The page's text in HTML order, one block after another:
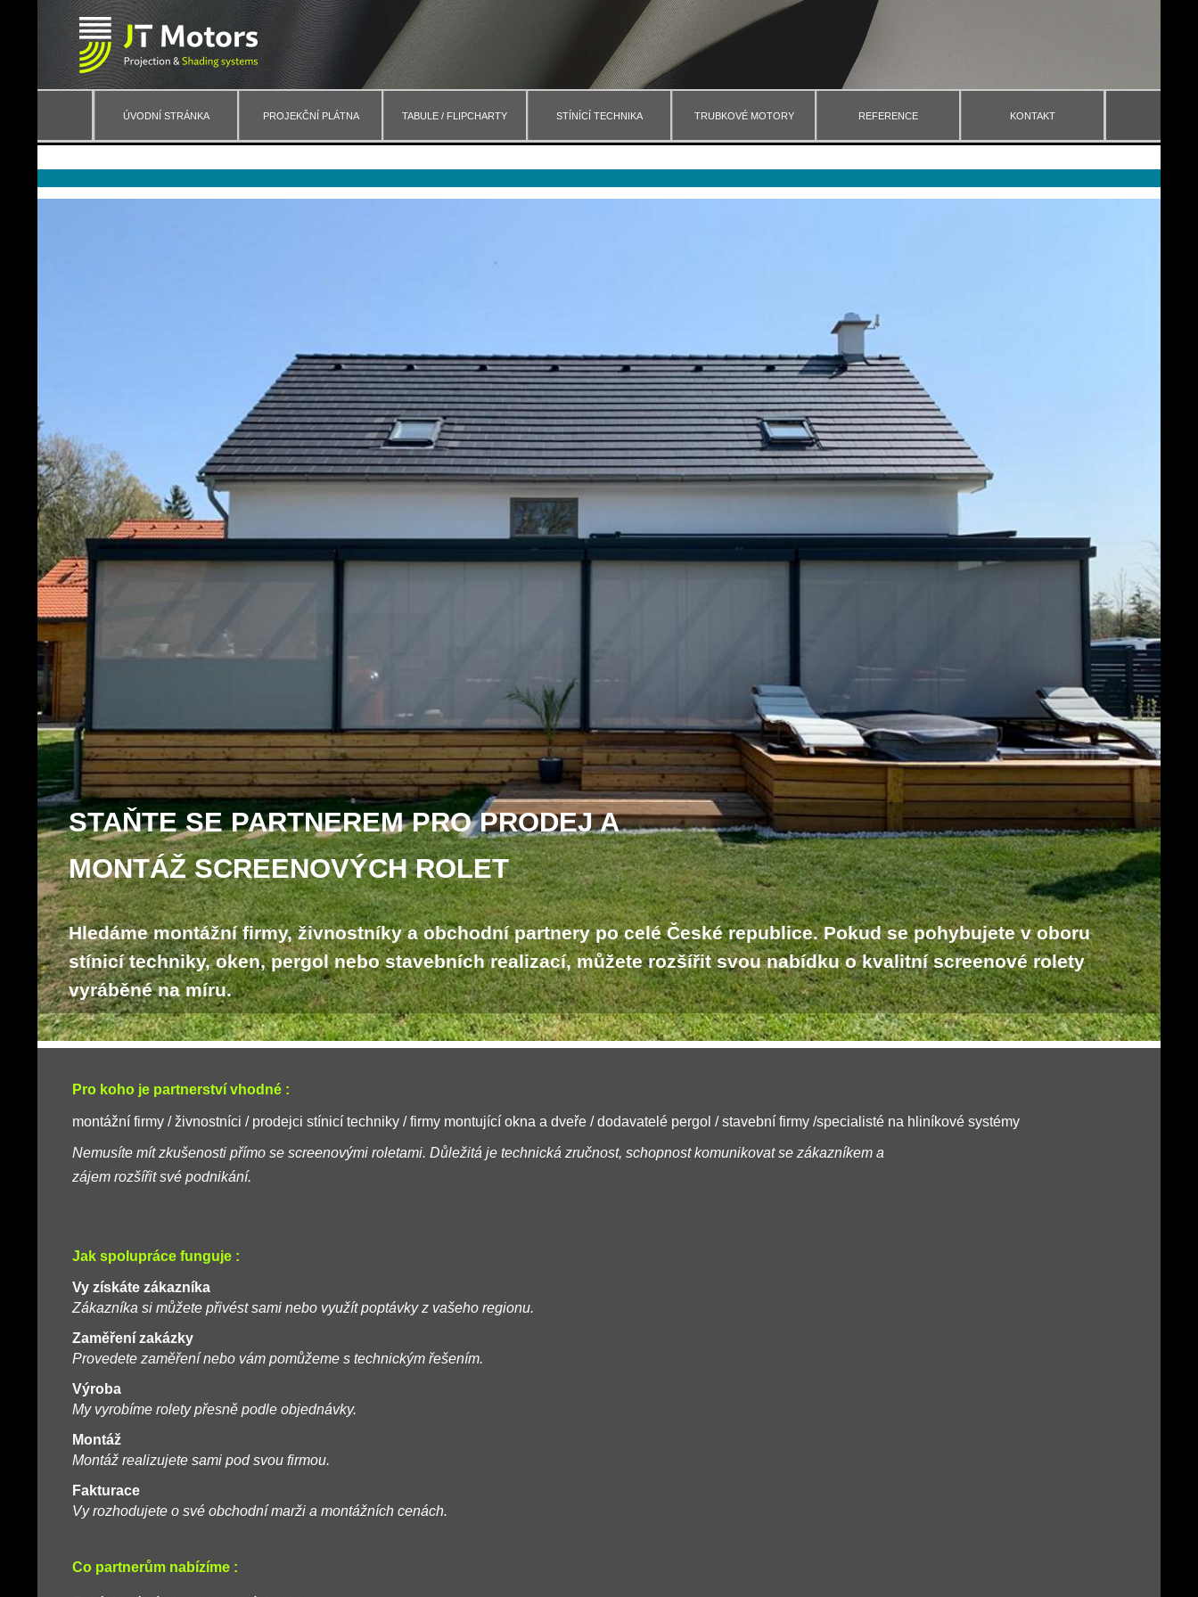
Jak spolupráce funguje :
Vy získáte zákazníka
Zákazníka si můžete přivést sami nebo využít poptávky z vašeho regionu.
Zaměření zakázky
Provedete zaměření nebo vám pomůžeme s technickým řešením.
Výroba
My vyrobíme rolety přesně podle objednávky.
Montáž
Montáž realizujete sami pod svou firmou.
Fakturace
Vy rozhodujete o své obchodní marži a montážních cenách.
Pro koho je partnerství vhodné :
montážní firmy / živnostníci / prodejci stínicí techniky / firmy montující okna a dveře / dodavatelé pergol / stavební firmy /specialisté na hliníkové systémy
Nemusíte mít zkušenosti přímo se screenovými roletami. Důležitá je technická zručnost, schopnost komunikovat se zákazníkem a
zájem rozšířit své podnikání.
STAŇTE SE PARTNEREM PRO PRODEJ A
MONTÁŽ SCREENOVÝCH ROLET
Hledáme montážní firmy, živnostníky a obchodní partnery po celé České republice. Pokud se pohybujete v oboru
stínicí techniky, oken, pergol nebo stavebních realizací, můžete rozšířit svou nabídku o kvalitní screenové rolety
vyráběné na míru.
Co partnerům nabízíme :
PROJEKČNÍ PLÁTNA TABULE / FLIPCHARTY STÍNÍCÍ TECHNIKA TRUBKOVÉ MOTORY REFERENCE KONTAKT
ÚVODNÍ STRÁNKA